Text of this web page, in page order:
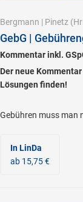
Bergmann | Pinetz
GebG |
Kommentar inkl.
Der neue
Lösungen finden!
Gebühren muss man
In LinDa
ab 15,75 €